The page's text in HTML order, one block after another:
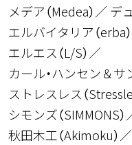
メデア（Medea）
デ
エルバイタリア（erba）
エルエス（L/S）
カール・ハンセン＆サ
ストレスレス（
シモンズ（SIMMONS）
秋田木工（Akimoku）